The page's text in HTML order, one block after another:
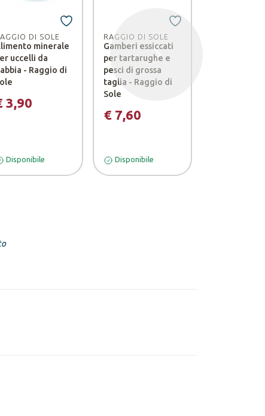
DI SOLE
minerale
uccelli da
- Raggio di
3,90
Disponibile
RAGGIO DI SOLE
Gamberi essiccati
per tartarughe e
pesci di grossa
taglia - Raggio di
Sole
€ 7,60
Disponibile
Successivo